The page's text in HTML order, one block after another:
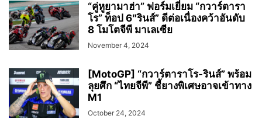
“คู่หูยามาฮ่า” ฟอร์มเยี่ยม “กวาร์ตารา
โร” ท็อป 6″รินส์” ดีต่อเนื่องคว้าอันดับ
8 โมโตจีพี มาเลเซีย
November 4, 2024
[MotoGP] “กวาร์ตาราโร-รินส์” พร้อม
ลุยศึก “ไทยจีพี” ชี้ยางพิเศษอาจเข้าทาง
M1
October 24, 2024